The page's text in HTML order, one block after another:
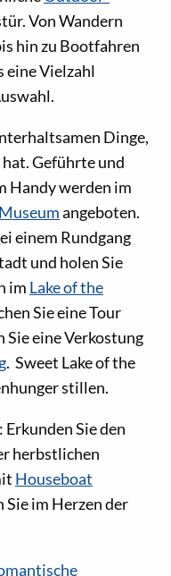
Von Wandern
hin zu Bootfahren
eine Vielzahl
Dinge,
Geführte und
Handy werden im
angeboten.
einem Rundgang
und holen Sie
im Lake of the
Sie eine Tour
Sie eine Verkostung
. Sweet Lake of the
stillen.
Sie den
herbstlichen
Houseboat
Sie im Herzen der